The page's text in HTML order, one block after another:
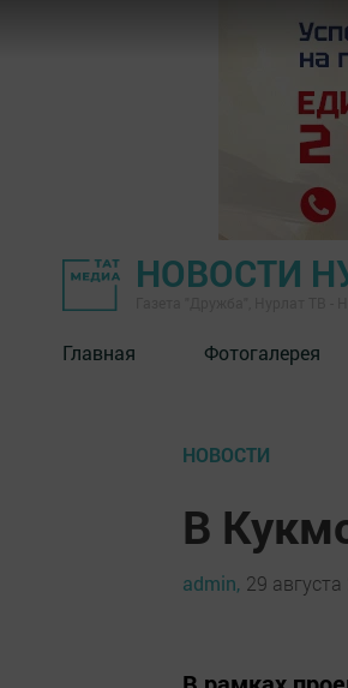
НОВОСТИ
Главная Фотогалерея
НОВОСТИ
В
admin, 29